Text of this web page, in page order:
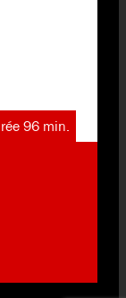
96 min.